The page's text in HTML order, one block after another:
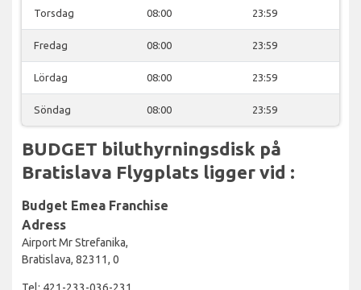
Torsdag 08:00 23:59
Fredag 08:00 23:59
Lördag 08:00 23:59
Söndag 08:00 23:59
BUDGET biluthyrningsdisk på
Bratislava Flygplats ligger vid :
Budget Emea Franchise
Adress
Airport Mr Strefanika,
Bratislava, 82311, 0
Tel: 421-233-036-231